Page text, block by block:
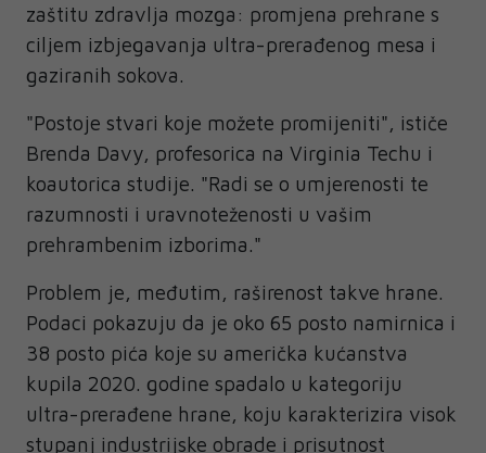
zaštitu zdravlja mozga: promjena prehrane s
ciljem izbjegavanja ultra-prerađenog mesa i
gaziranih sokova.
"Postoje stvari koje možete promijeniti", ističe
Brenda Davy, profesorica na Virginia Techu i
koautorica studije. "Radi se o umjerenosti te
razumnosti i uravnoteženosti u vašim
prehrambenim izborima."
Problem je, međutim, raširenost takve hrane.
Podaci pokazuju da je oko 65 posto namirnica i
38 posto pića koje su američka kućanstva
kupila 2020. godine spadalo u kategoriju
ultra-prerađene hrane, koju karakterizira visok
stupanj industrijske obrade i prisutnost